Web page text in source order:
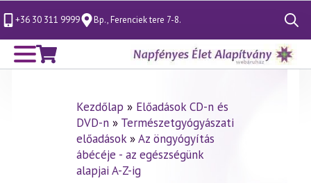
+36 30 311 9999 Bp., Ferenciek tere 7-8.
Search
for:
Kezdőlap » Előadások CD-n és
DVD-n» Természetgyógyászati
előadások»Az öngyógyítás
ábécéje - az egészségünk
alapjai A-Z-ig